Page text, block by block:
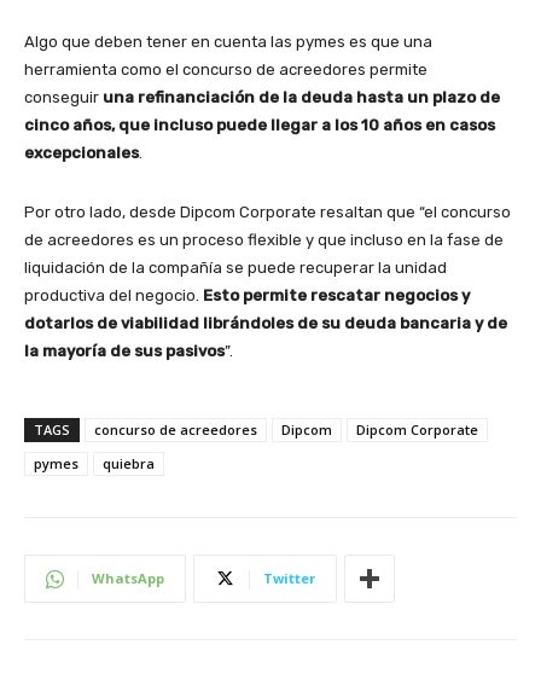
Algo que deben tener en cuenta las pymes es que una
herramienta como el concurso de acreedores permite
conseguir una refinanciación de la deuda hasta un plazo de
cinco años, que incluso puede llegar a los 10 años en casos
excepcionales.
Por otro lado, desde Dipcom Corporate resaltan que “el concurso
de acreedores es un proceso flexible y que incluso en la fase de
liquidación de la compañía se puede recuperar la unidad
productiva del negocio. Esto permite rescatar negocios y
dotarlos de viabilidad librándoles de su deuda bancaria y de
la mayoría de sus pasivos”.
TAGS concurso de acreedores Dipcom
Dipcom Corporate
pymes
quiebra
WhatsApp Twitter